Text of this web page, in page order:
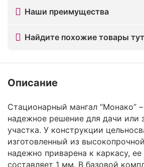
Наши преимущества
Найдите похожие товары тут
Описание
Стационарный мангал “Монако”
надежное решение для дачи или
участка. У конструкции
изготовленный из
надежно приварена к каркасу,
составляет 1 мм. В базовой